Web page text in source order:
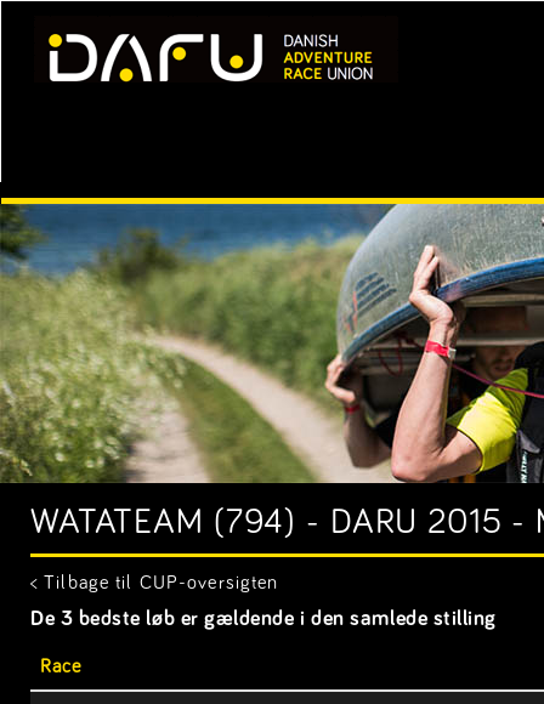
WATATEAM (794) - DARU 2015 -
< Tilbage til CUP-oversigten
De 3 bedste løb er gældende i den samlede stilling
Race